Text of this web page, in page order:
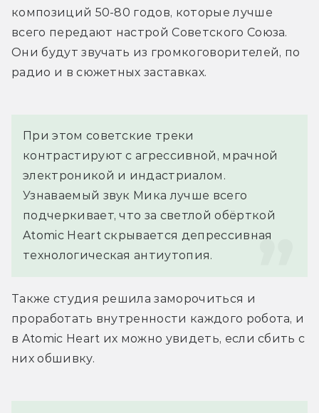
композиций 50-80 годов, которые лучше
всего передают настрой Советского Союза.
Они будут звучать из громкоговорителей, по
радио и в сюжетных заставках.
При этом советские треки
контрастируют с агрессивной, мрачной
электроникой и индастриалом.
Узнаваемый звук Мика лучше всего
подчеркивает, что за светлой обёрткой
Atomic Heart скрывается депрессивная
технологическая антиутопия.
Также студия решила заморочиться и
проработать внутренности каждого робота, и
в Atomic Heart их можно увидеть, если сбить с
них обшивку.